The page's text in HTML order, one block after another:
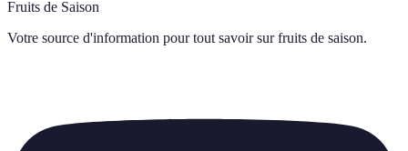
Fruits de Saison
Votre source d'information pour tout savoir sur fruits de saison.